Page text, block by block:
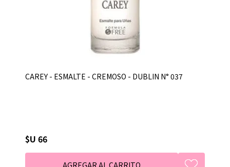
CAREY - ESMALTE - CREMOSO - DUBLIN N° 037
$U 66